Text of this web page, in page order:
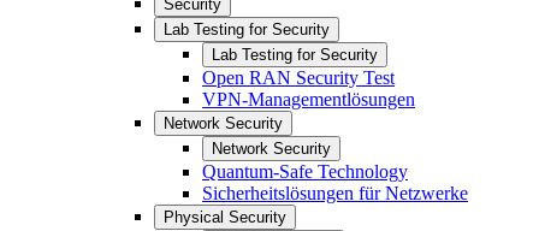
Security
Lab Testing for Security
Lab Testing for Security
Open RAN Security Test
VPN-Managementlösungen
Network Security
Network Security
Quantum-Safe Technology
Sicherheitslösungen für Netzwerke
Physical Security